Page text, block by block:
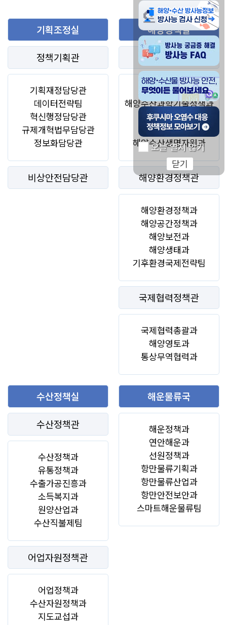
기획조정실
정책기획관
기획재정담당관
데이터전략팀
혁신행정담당관
규제개혁법무담당관
정보화담당관
비상안전담당관
해양정책실
해양정책관
해양정책과
해양수산과학기술정책과
해양개발과
해양레저관광과
해양수산생명자원과
해양환경정책관
해양환경정책과
해양공간정책과
해양보전과
해양생태과
기후환경국제전략팀
국제협력정책관
국제협력총괄과
해양영토과
통상무역협력과
수산정책실
수산정책관
수산정책과
유통정책과
수출가공진흥과
소득복지과
원양산업과
수산직불제팀
어업자원정책관
어업정책과
수산자원정책과
지도교섭과
해운물류국
해운정책과
연안해운과
선원정책과
항만물류기획과
항만물류산업과
항만안전보안과
스마트해운물류팀
해양수산물 방사능정보
방사능 궁금증 해결 방
해양 수산물 방사능 안
후쿠시마 오염수 대응
오늘 열지 않기
닫기